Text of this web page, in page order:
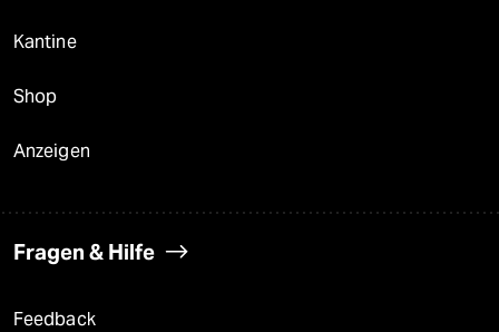
Kantine
Shop
Anzeigen
Fragen & Hilfe
Feedback